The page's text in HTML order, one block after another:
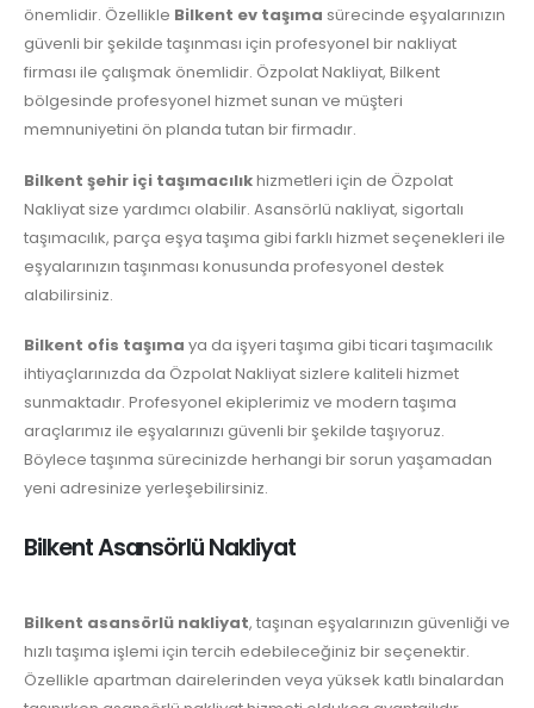
önemlidir. Özellikle Bilkent ev taşıma sürecinde eşyalarınızın
güvenli bir şekilde taşınması için profesyonel bir nakliyat
firması ile çalışmak önemlidir. Özpolat Nakliyat, Bilkent
bölgesinde profesyonel hizmet sunan ve müşteri
memnuniyetini ön planda tutan bir firmadır.
Bilkent şehir içi taşımacılıkhizmetleri için de Özpolat
Nakliyat size yardımcı olabilir. Asansörlü nakliyat, sigortalı
taşımacılık, parça eşya taşıma gibi farklı hizmet seçenekleri ile
eşyalarınızın taşınması konusunda profesyonel destek
alabilirsiniz.
Bilkent ofis taşıma ya da işyeri taşıma gibi ticari taşımacılık
ihtiyaçlarınızda da Özpolat Nakliyat sizlere kaliteli hizmet
sunmaktadır. Profesyonel ekiplerimiz ve modern taşıma
araçlarımız ile eşyalarınızı güvenli bir şekilde taşıyoruz.
Böylece taşınma sürecinizde herhangi bir sorun yaşamadan
yeni adresinize yerleşebilirsiniz.
Bilkent Asansörlü Nakliyat
Bilkent asansörlü nakliyat, taşınan eşyalarınızın güvenliği ve
hızlı taşıma işlemi için tercih edebileceğiniz bir seçenektir.
Özellikle apartman dairelerinden veya yüksek katlı binalardan